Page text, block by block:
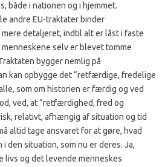
både i nationen og i hjemmet.
andre EU-traktater binder
detaljeret, indtil alt er låst i faste
selv er blevet tomme
bygger nemlig på
kan opbygge det “retfærdige, fredelige
som om historien er færdig og ved
ved, at “retfærdighed, fred og
relativt, afhængig af situation og tid
altid tage ansvaret for at gøre, hvad
den situation, som nu er deres. Ja,
livs og det levende menneskes